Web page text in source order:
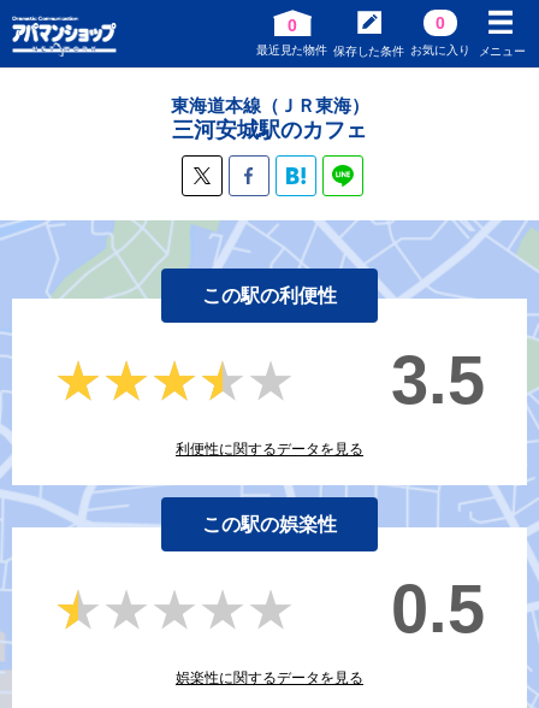
0
最近見た物件 保存した条件
0
お気に入り メニュー
東海道本線（ＪＲ東海）
三河安城駅のカフェ
この駅の利便性
★★★★★
★★★★★ 3.5
利便性に関するデータを見る
この駅の娯楽性
★★★★★
★★★★★ 0.5
娯楽性に関するデータを見る